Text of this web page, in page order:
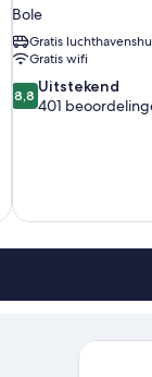
Bole
Gratis
Gratis wifi
8.8
van
8,8 Uitstekend
401